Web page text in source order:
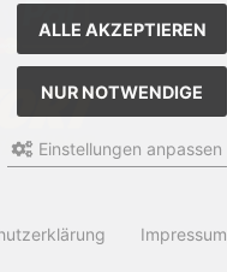
ALLE AKZEPTIEREN
NUR NOTWENDIGE
Einstellungen anpassen
Impressum